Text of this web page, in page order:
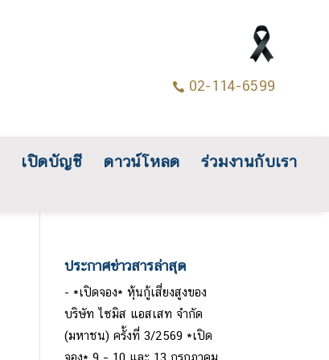
 02-114-6599
เปิดบัญชี ดาวน์โหลด ร่วมงานกับเรา
ประกาศข่าวสารล่าสุด
*เปิดจอง* หุ้นกู้เสี่ยงสูงของ
บริษัท ไซมิส แอสเสท จำกัด
(มหาชน) ครั้งที่ 3/2569 *เปิด
จอง* 9 – 10 และ 13 กรกฎาคม